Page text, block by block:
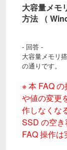
大容量メモ
方法 （
- 回答 -
大容量メモリ
の通りです。
※ 本 FAQ
や値の変更
作しなくな
SSD の空
FAQ 操作は